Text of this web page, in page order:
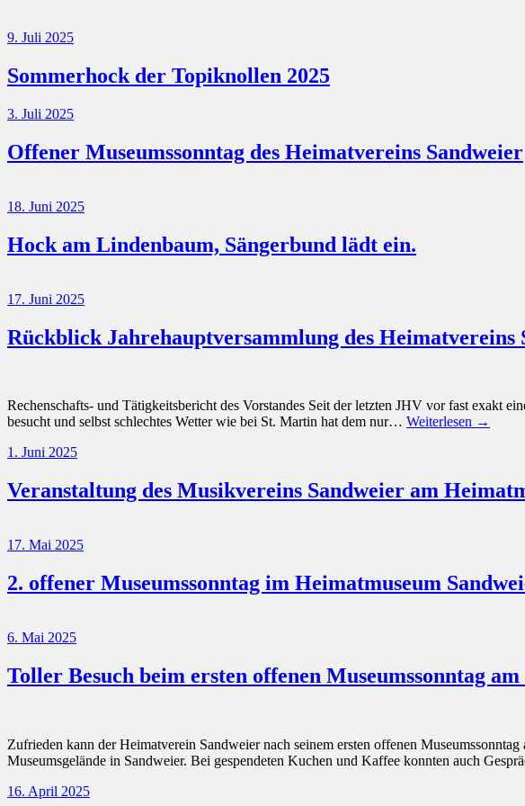
9. Juli 2025
Sommerhock der Topiknollen 2025
3. Juli 2025
Offener Museumssonntag des Heimatvereins Sandweier
18. Juni 2025
Hock am Lindenbaum, Sängerbund lädt ein.
17. Juni 2025
Rückblick Jahrehauptversammlung des Heimatvereins
Rechenschafts- und Tätigkeitsbericht des Vorstandes Seit der letzten JHV vor fast exakt
besucht und selbst schlechtes Wetter wie bei St. Martin hat dem nur… Weiterlesen →
1. Juni 2025
Veranstaltung des Musikvereins Sandweier am
17. Mai 2025
2. offener Museumssonntag im Heimatmuseum
6. Mai 2025
Toller Besuch beim ersten offenen Museumssonntag
Zufrieden kann der Heimatverein Sandweier nach seinem ersten offenen
Museumsgelände in Sandweier. Bei gespendeten Kuchen und Kaffee konnten auch
16. April 2025